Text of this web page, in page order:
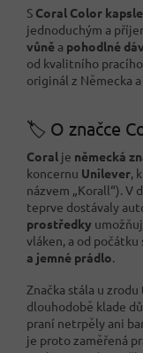
S Coral Color
jednoduchým a
vůně a pohodlné
od kvalitního
originál z Německa
🏷️ O značce
Coral je německá
koncernu Unilever,
názvem „Korall“). V
teprve dostávaly
prostředky
vláken, a od
a jemné prádlo.
Značka stála u zrodu
dlouhodobě klade
praní netrpěly ani
je proto zaměřená